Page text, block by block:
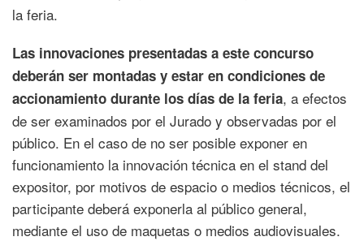
la feria.
Las innovaciones presentadas a este concurso
deberán ser montadas y estar en condiciones de
accionamiento durante los días de la feria, a efectos
de ser examinados por el Jurado y observadas por el
público. En el caso de no ser posible exponer en
funcionamiento la innovación técnica en el stand del
expositor, por motivos de espacio o medios técnicos, el
participante deberá exponerla al público general,
mediante el uso de maquetas o medios audiovisuales.